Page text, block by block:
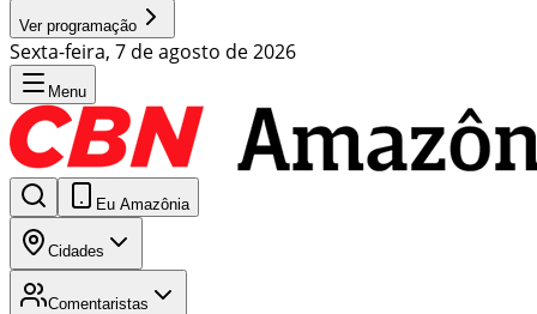
Ver programação
Sexta-feira, 7 de agosto de 2026
Menu
Eu Amazônia
Cidades
Comentaristas